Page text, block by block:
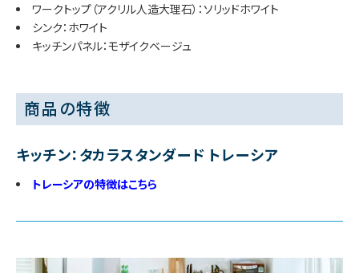
ワークトップ（アクリル人造大理石）：ソリッドホワイト
シンク：ホワイト
キッチンパネル：モザイクベージュ
商品の特徴
キッチン：タカラスタンダード トレーシア
トレーシアの特徴はこちら